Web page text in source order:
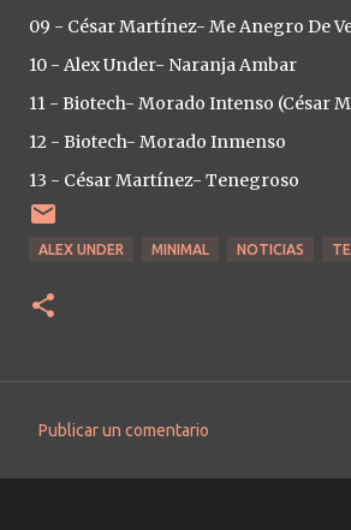
09 - César Martínez- Me Anegro De
10 - Alex Under- Naranja Ambar
11 - Biotech- Morado Intenso (César
12 - Biotech- Morado Inmenso
13 - César Martínez- Tenegroso
ALEX UNDER MINIMAL NOTICIAS
o
Publicar un comentario